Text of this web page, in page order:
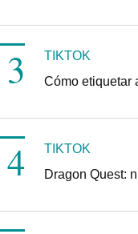
TIKTOK
Cómo etiquetar
TIKTOK
Dragon Quest: